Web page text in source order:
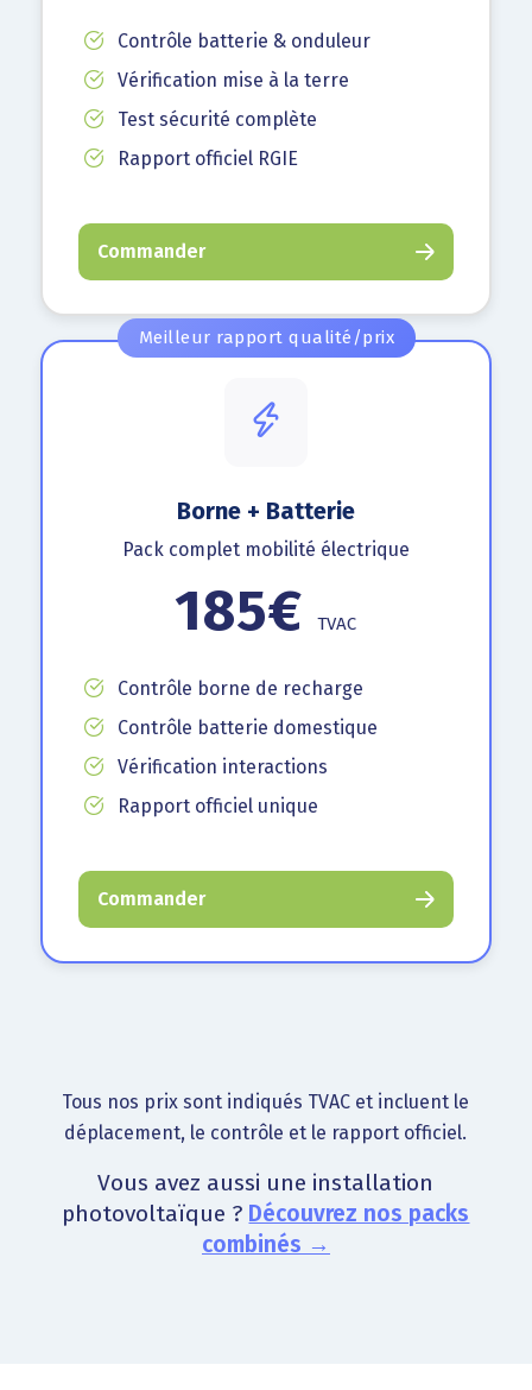
Contrôle batterie & onduleur
Vérification mise à la terre
Test sécurité complète
Rapport officiel RGIE
Commander
Meilleur rapport qualité/prix
Borne + Batterie
Pack complet mobilité électrique
185€TVAC
Contrôle borne de recharge
Contrôle batterie domestique
Vérification interactions
Rapport officiel unique
Commander
Tous nos prix sont indiqués TVAC et incluent le
déplacement, le contrôle et le rapport officiel.
Vous avez aussi une installation
photovoltaïque ? Découvrez nos packs
combinés →